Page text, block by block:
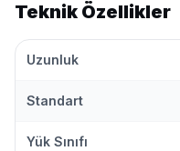
Teknik Özellikler
Uzunluk
Standart
Yük Sınıfı